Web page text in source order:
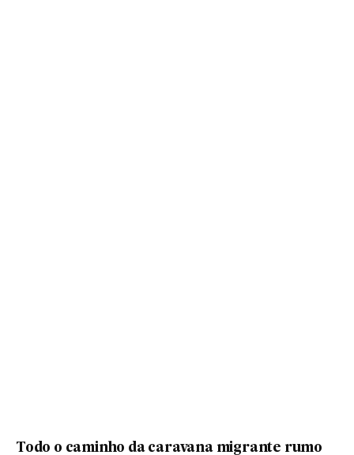
Todo o caminho da caravana migrante rumo